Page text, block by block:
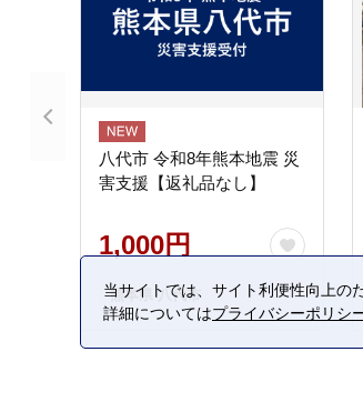
八代市 令和8年熊本地震 災
害支援【返礼品なし】
1,000円
熊本県 八代市
当サイトでは、サイト利便性向上の
詳細についてはプライバシーポリシ